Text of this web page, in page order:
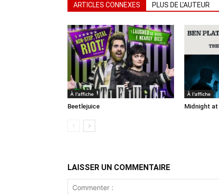
ARTICLES CONNEXES PLUS DE L'AUTEUR
À l'affiche
Beetlejuice
À l'affiche
Midnight at
LAISSER UN COMMENTAIRE